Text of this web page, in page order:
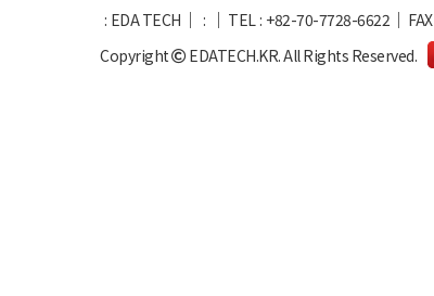
: EDA TECH : TEL : +82-70-7728-6622 FAX
Copyright
EDATECH.KR.All Rights Reserved.